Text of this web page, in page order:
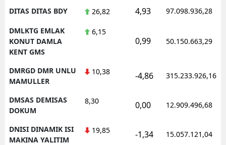
DITAS DITAS BDY 26,82 4,93 97.098.936,28
DMLKTG EMLAK
KONUT DAMLA
KENT GMS
6,15
0,99 50.150.663,29
DMRGD DMR UNLU
MAMULLER
10,38 -4,86 315.233.926,16
DMSAS DEMISAS
DOKUM
8,30 0,00 12.909.496,68
DNISI DINAMIK ISI
MAKINA YALITIM
19,85 -1,34 15.057.121,04